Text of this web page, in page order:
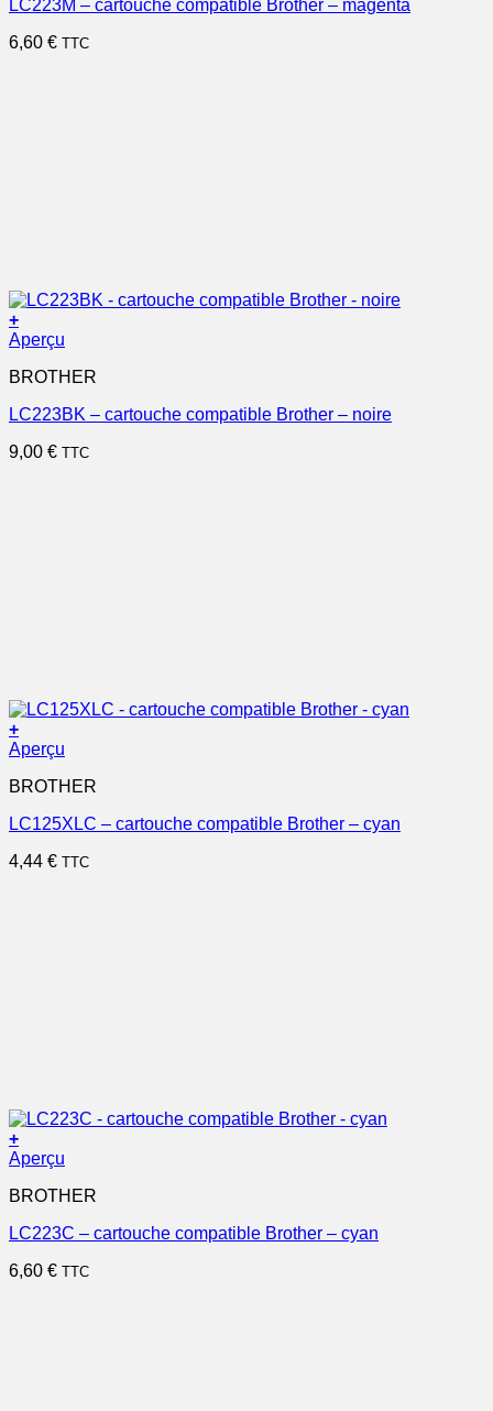
LC223M – cartouche compatible Brother – magenta
6,60 € TTC
+
Aperçu
BROTHER
LC223BK – cartouche compatible Brother – noire
9,00 € TTC
+
Aperçu
BROTHER
LC125XLC – cartouche compatible Brother – cyan
4,44 € TTC
+
Aperçu
BROTHER
LC223C – cartouche compatible Brother – cyan
6,60 € TTC